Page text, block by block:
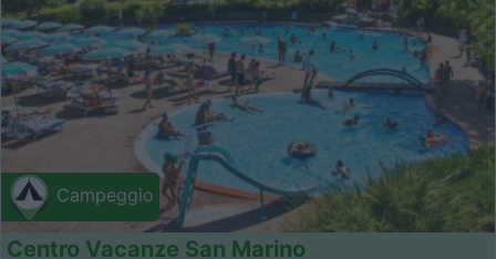
Campeggio
Centro Vacanze San Marino